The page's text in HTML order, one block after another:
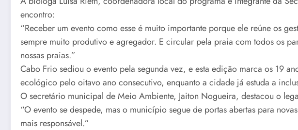
encontro:
“Receber um evento como esse é muito importante porque ele reúne os
sempre muito produtivo e agregador. E circular pela praia com todos os
nossas praias.”
Cabo Frio sediou o evento pela segunda vez, e esta edição marca os 19
ecológico pelo oitavo ano consecutivo, enquanto a cidade já estuda a
O secretário municipal de Meio Ambiente, Jaiton Nogueira, destacou o
“O evento se despede, mas o município segue de portas abertas para
mais responsável.”